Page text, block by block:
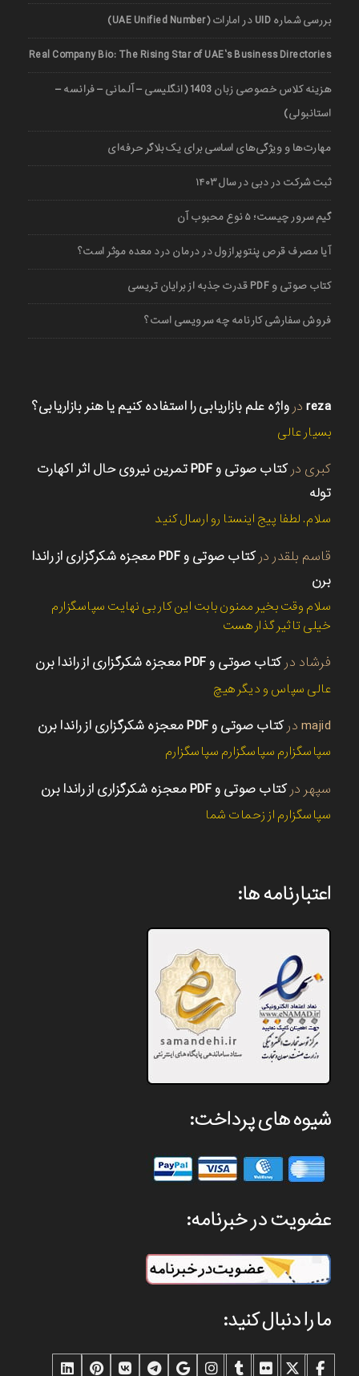
بررسی شماره UID در امارات (UAE Unified Number)
Real Company Bio: The Rising Star of UAE’s Business Directories
هزینه کلاس خصوصی زبان 1403 (انگلیسی – آلمانی – فرانسه –
استانبولی)
مهارت‌ها و ویژگی‌های اساسی برای یک بلاگر حرفه‌ای
ثبت شرکت در دبی در سال ۱۴۰۳
گیم سرور چیست؛ ۵ نوع محبوب آن
آیا مصرف قرص پنتوپرازول در درمان درد معده موثر است؟
کتاب صوتی و PDF قدرت جذبه از برایان تریسی
فروش سفارشی کارنامه چه سرویسی است؟
reza در واژه علم بازاریابی را استفاده کنیم یا هنر بازاریابی؟
بسیار عالی
کبری در
کتاب صوتی و PDF تمرین نیروی حال اثر اکهارت
توله
سلام. لطفا پیج اینستا رو ارسال کنید
قاسم بلقدر در
کتاب صوتی و PDF معجزه شکرگزاری از راندا
برن
سلام وقت بخیر ممنون بابت این کار بی نهایت سپاسگزارم
خیلی تاثیر گذار هست
فرشاد درکتاب صوتی و PDF معجزه شکرگزاری از راندا برن
عالی سپاس و دیگر هیچ
majid درکتاب صوتی و PDF معجزه شکرگزاری از راندا برن
سپاسگزارم سپاسگزارم سپاسگزارم
سپهر درکتاب صوتی و PDF معجزه شکرگزاری از راندا برن
سپاسگزارم از زحمات شما
اعتبارنامه ها:
شیوه های پرداخت:
عضویت در خبرنامه:
ما را دنبال کنید: